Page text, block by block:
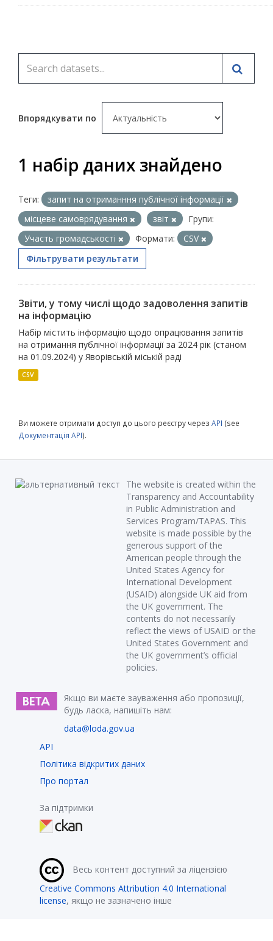
Впорядкувати по
1 набір даних знайдено
Теги:
запит на отриманння публічної інформації
місцеве самоврядування
звіт
Групи:
Участь громадськості
Формати:
CSV
Фільтрувати результати
Звіти, у тому числі щодо задоволення запитів
на інформацію
Набір містить інформацію щодо опрацювання запитів
на отримання публічної інформації за 2024 рік (станом
на 01.09.2024) у Яворівській міській раді
CSV
Ви можете отримати доступ до цього реєстру через API (see
Документація API).
The website is created within the
Transparency and Accountability
in Public Administration and
Services Program/TAPAS. This
website is made possible by the
generous support of the
American people through the
United States Agency for
International Development
(USAID) alongside UK aid from
the UK government. The
contents do not necessarily
reflect the views of USAID or the
United States Government and
the UK government’s official
policies.
Якщо ви маєте зауваження або пропозиції,
будь ласка, напишіть нам:
data@loda.gov.ua
API
Політика відкритих даних
Про портал
За підтримки
Весь контент доступний за ліцензією
Creative Commons Attribution 4.0 International
license, якщо не зазначено інше